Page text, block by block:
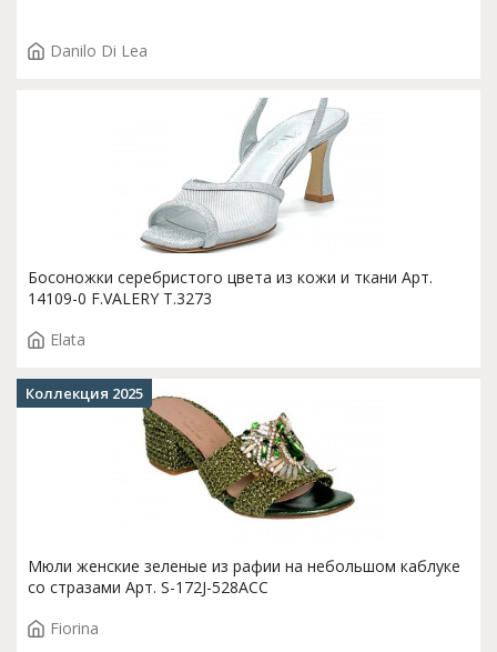
Danilo Di Lea
Босоножки серебристого цвета из кожи и ткани Арт.
14109-0 F.VALERY T.3273
Elata
Мюли женские зеленые из рафии на небольшом каблуке
со стразами Арт. S-172J-528ACC
Fiorina
Коллекция 2025